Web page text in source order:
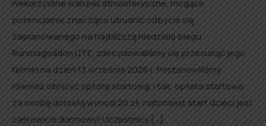
niekorzystne warunki atmosferyczne, mogące
potencjalnie znacząco utrudnić odbycie się
zaplanowanego na najbliższą niedzielę biegu
Runmageddon LITE, zdecydowaliśmy się przesunąć jego
termin na dzień 13 września 2026 r. Postanowiliśmy
również obniżyć opłatę startową. I tak: opłata startowa
za osobę dorosłą wynosi 20 zł, natomiast start dzieci jest
całkowicie darmowy! Uczestnicy […]